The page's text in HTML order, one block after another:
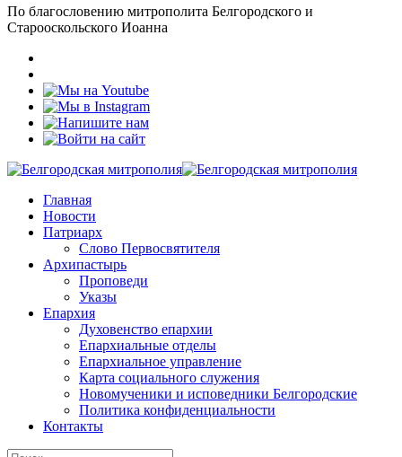
По благословению митрополита Белгородского и
Старооскольского Иоанна
Главная
Новости
Патриарх
Слово Первосвятителя
Архипастырь
Проповеди
Указы
Епархия
Духовенство епархии
Епархиальные отделы
Епархиальное управление
Карта социального служения
Новомученики и исповедники Белгородские
Политика конфиденциальности
Контакты